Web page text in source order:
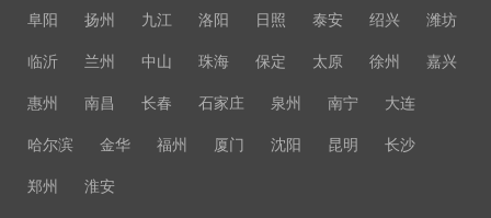
阜阳 扬州 九江 洛阳 日照 泰安 绍兴 潍坊
临沂 兰州 中山 珠海 保定 太原 徐州 嘉兴
惠州 南昌 长春 石家庄 泉州 南宁 大连
哈尔滨 金华 福州 厦门 沈阳 昆明 长沙
郑州 淮安